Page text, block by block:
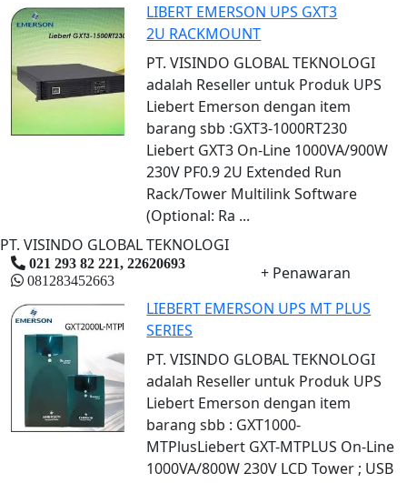
LIBERT EMERSON UPS GXT3
2U RACKMOUNT
PT. VISINDO GLOBAL TEKNOLOGI
adalah Reseller untuk Produk UPS
Liebert Emerson dengan item
barang sbb :GXT3-1000RT230
Liebert GXT3 On-Line 1000VA/900W
230V PF0.9 2U Extended Run
Rack/Tower Multilink Software
(Optional: Ra ...
PT. VISINDO GLOBAL TEKNOLOGI
021 293 82 221, 22620693
081283452663
+ Penawaran
LIEBERT EMERSON UPS MT PLUS
SERIES
PT. VISINDO GLOBAL TEKNOLOGI
adalah Reseller untuk Produk UPS
Liebert Emerson dengan item
barang sbb : GXT1000-
MTPlusLiebert GXT-MTPLUS On-Line
1000VA/800W 230V LCD Tower ; USB